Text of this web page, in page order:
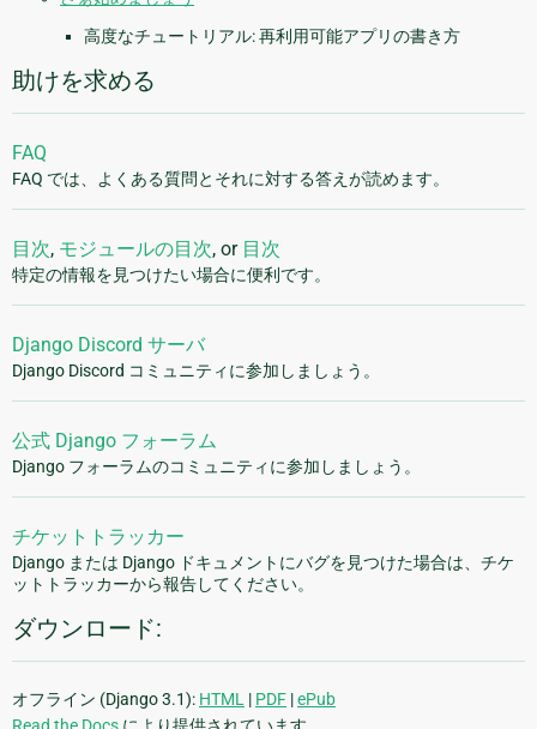
高度なチュートリアル: 再利用可能アプリの書き方
助けを求める
FAQ
FAQ では、よくある質問とそれに対する答えが読めます。
目次, モジュールの目次, or 目次
特定の情報を見つけたい場合に便利です。
Django Discord サーバ
Django Discord コミュニティに参加しましょう。
公式 Django フォーラム
Django フォーラムのコミュニティに参加しましょう。
チケットトラッカー
Django または Django ドキュメントにバグを見つけた場合は、チケ
ットトラッカーから報告してください。
ダウンロード:
オフライン (Django 3.1): HTML | PDF |ePub
Read the Docs により提供されています。